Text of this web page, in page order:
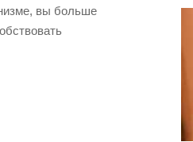
вы больше